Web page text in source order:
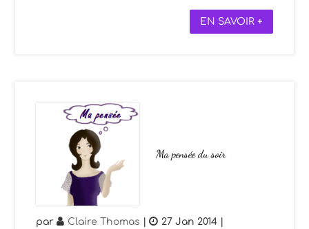
EN SAVOIR +
Ma pensée du soir
par Claire Thomas | 27 Jan 2014 |